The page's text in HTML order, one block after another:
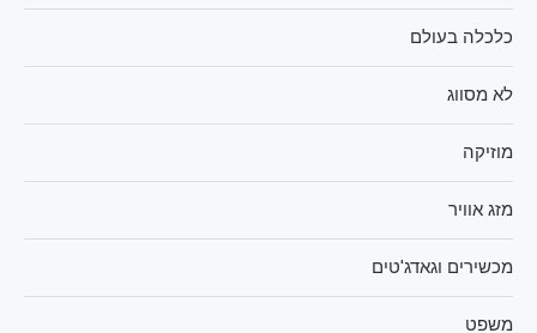
כלכלה בעולם
לא מסווג
מוזיקה
מזג אוויר
מכשירים וגאדג'טים
משפט